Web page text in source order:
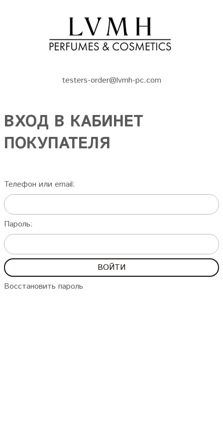
testers-order@lvmh-pc.com
ВХОД В КАБИНЕТ
ПОКУПАТЕЛЯ
Телефон или email:
Пароль:
Восстановить пароль